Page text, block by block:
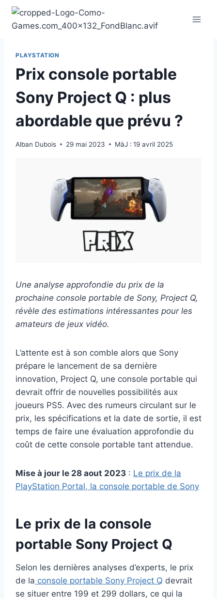
Aller
contenu
PLAYSTATION
Prix console portable
Sony Project Q : plus
abordable que prévu ?
Alban Dubois 29 mai 2023 MàJ : 19 avril 2025
Une analyse approfondie du prix de la
prochaine console portable de Sony, Project Q,
révèle des estimations intéressantes pour les
amateurs de jeux vidéo.
L’attente est à son comble alors que Sony
prépare le lancement de sa dernière
innovation, Project Q, une console portable qui
devrait offrir de nouvelles possibilités aux
joueurs PS5. Avec des rumeurs circulant sur le
prix, les spécifications et la date de sortie, il est
temps de faire une évaluation approfondie du
coût de cette console portable tant attendue.
Mise à jour le 28 aout 2023 : Le prix de la
PlayStation Portal, la console portable de Sony
Le prix de la console
portable Sony Project Q
Selon les dernières analyses d’experts, le prix
de la console portable Sony Project Q devrait
se situer entre 199 et 299 dollars, ce qui la